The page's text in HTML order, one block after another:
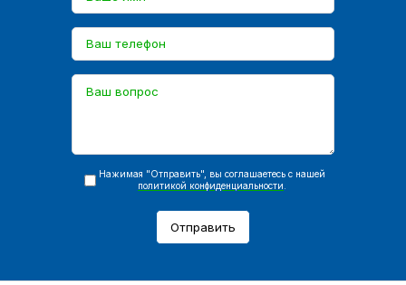
Нажимая "Отправить", вы соглашаетесь с нашей
политикой конфиденциальности
Отправить